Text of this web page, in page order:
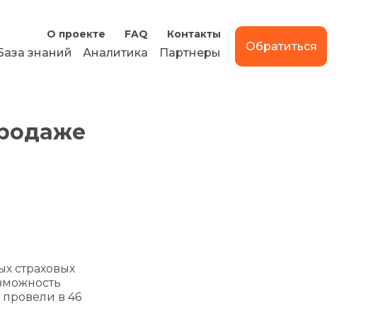
О проекте FAQ Контакты
знаний Аналитика Партнеры Обратиться
страховых
в 46